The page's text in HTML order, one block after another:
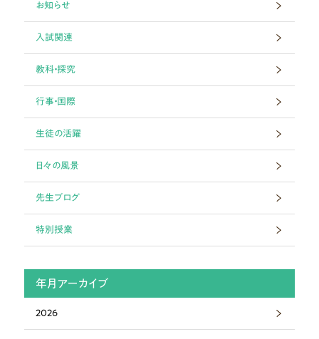
お知らせ
入試関連
教科・探究
行事・国際
生徒の活躍
日々の風景
先生ブログ
特別授業
年月アーカイブ
2026